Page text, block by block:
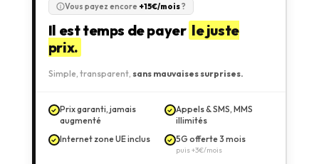
Vous payez encore +15€/mois?
Il est temps de payer le juste
prix.
Simple, transparent, sans mauvaises surprises.
Prix garanti, jamais
augmenté
Appels & SMS, MMS
illimités
Internet zone UE inclus
5G offerte 3 mois
puis +3€/mois